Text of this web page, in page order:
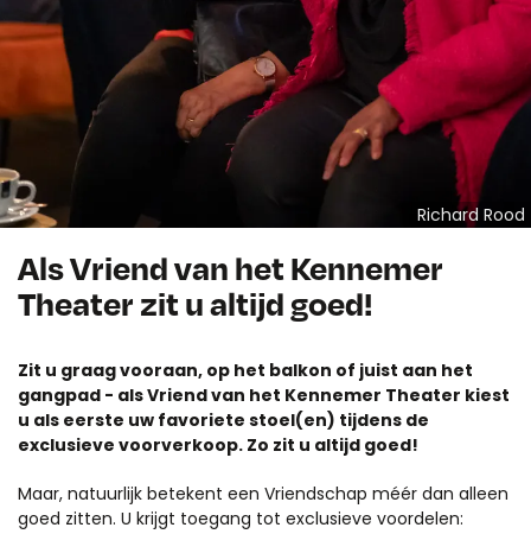
Richard Rood
Als Vriend van het Kennemer
Theater zit u altijd goed!
Zit u graag vooraan, op het balkon of juist aan het
gangpad - als Vriend van het Kennemer Theater kiest
u als eerste uw favoriete stoel(en) tijdens de
exclusieve voorverkoop. Zo zit u altijd goed!
Maar, natuurlijk betekent een Vriendschap méér dan alleen
goed zitten. U krijgt toegang tot exclusieve voordelen: